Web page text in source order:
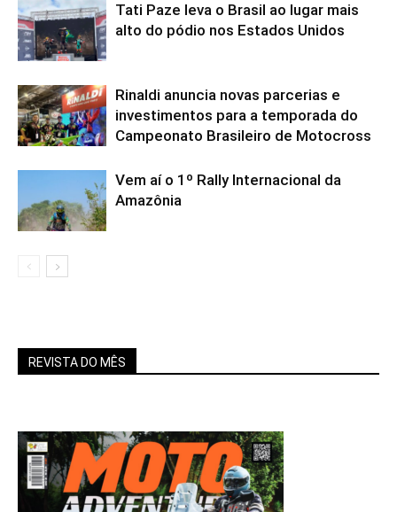
Tati Paze leva o Brasil ao lugar mais
alto do pódio nos Estados Unidos
Rinaldi anuncia novas parcerias e
investimentos para a temporada do
Campeonato Brasileiro de Motocross
Vem aí o 1º Rally Internacional da
Amazônia
REVISTA DO MÊS